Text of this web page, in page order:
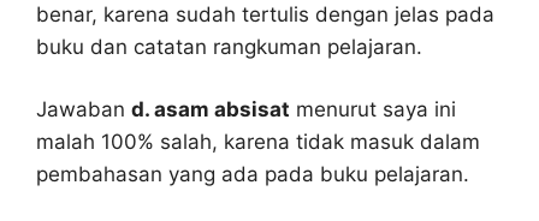
benar, karena sudah tertulis dengan jelas pada
buku dan catatan rangkuman pelajaran.
Jawaban d. asam absisat menurut saya ini
malah 100% salah, karena tidak masuk dalam
pembahasan yang ada pada buku pelajaran.